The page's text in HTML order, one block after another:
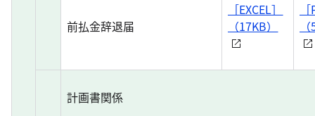
前払金辞退届
［EXCEL］
（17KB）
計画書関係